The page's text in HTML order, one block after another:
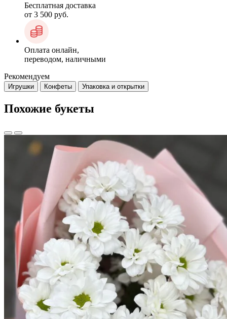
Бесплатная доставка
от 3 500 руб.
Оплата онлайн,
переводом, наличными
Рекомендуем
Игрушки Конфеты Упаковка и открытки
Похожие букеты